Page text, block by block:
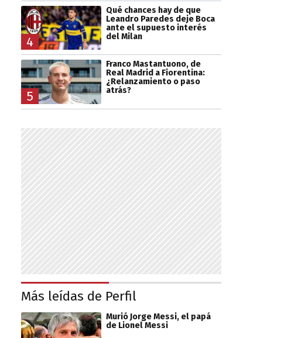
4
Qué chances hay de que
Leandro Paredes deje Boca
ante el supuesto interés
del Milan
5
Franco Mastantuono, de
Real Madrid a Fiorentina:
¿Relanzamiento o paso
atrás?
Más leídas de Perfil
Murió Jorge Messi, el papá
de Lionel Messi